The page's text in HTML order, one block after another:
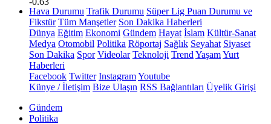
Hava Durumu Trafik Durumu Süper Lig Puan Durumu ve
Fikstür Tüm Manşetler Son Dakika Haberleri
Dünya Eğitim Ekonomi Gündem Hayat İslam Kültür-Sanat
Medya Otomobil Politika Röportaj Sağlık Seyahat Siyaset
Son Dakika Spor Videolar Teknoloji Trend YaşamYurt
Haberleri
Facebook Twitter InstagramYoutube
Künye / İletişim Bize Ulaşın RSS Bağlantıları Üyelik Girişi
Gündem
Politika